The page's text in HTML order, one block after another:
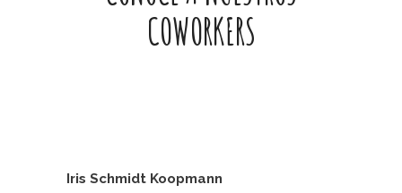
COWORKERS
Iris Schmidt Koopmann